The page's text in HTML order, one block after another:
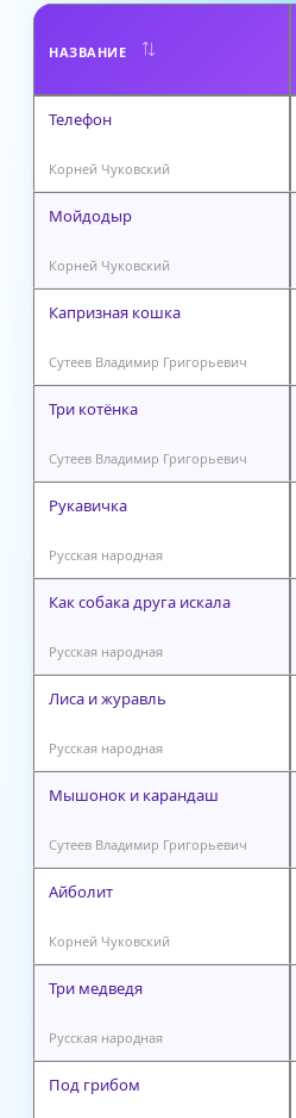
НАЗВАНИЕ
Телефон
Корней Чуковский
Мойдодыр
Корней Чуковский
Капризная кошка
Сутеев Владимир Григорьевич
Три котёнка
Сутеев Владимир Григорьевич
Рукавичка
Русская народная
Как собака друга искала
Русская народная
Лиса и журавль
Русская народная
Мышонок и карандаш
Сутеев Владимир Григорьевич
Айболит
Корней Чуковский
Три медведя
Русская народная
Под грибом